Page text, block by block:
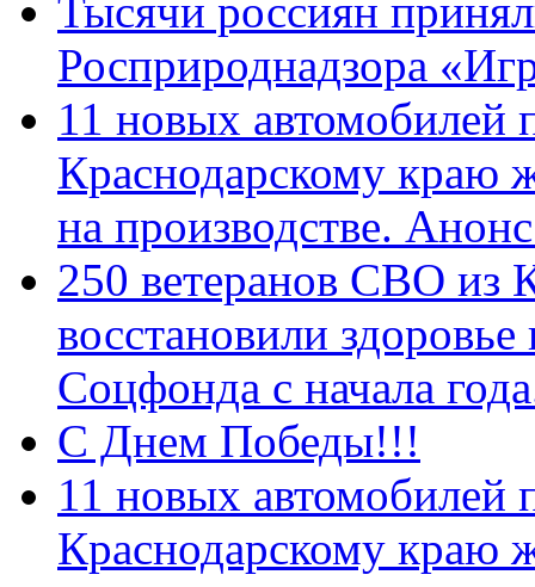
Тысячи россиян
Росприроднадзора
11 новых автомобилей
Краснодарскому краю
на производстве.
250 ветеранов СВО из
восстановили
Соцфонда с начала
С Днем Победы!!!
11 новых автомобилей
Краснодарскому краю